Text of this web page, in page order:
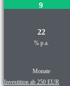
9
22
% p.a.
Monate
Investition ab 250 EUR